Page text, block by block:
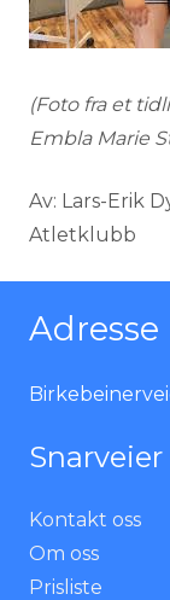
(Foto fra et
Embla Marie
Av: Lars-Erik
Atletklubb
Adresse
Snarveier
Kontakt oss
Om oss
Prisliste